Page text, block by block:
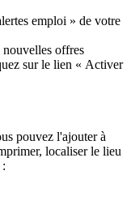
emploi » de votre
nouvelles offres
sur le lien « Activer
pouvez l'ajouter à
localiser le lieu